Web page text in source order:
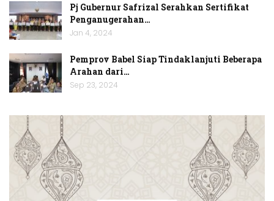
Pj Gubernur Safrizal Serahkan Sertifikat
Penganugerahan…
Jan 4, 2024
Pemprov Babel Siap Tindaklanjuti Beberapa
Arahan dari…
Sep 23, 2024